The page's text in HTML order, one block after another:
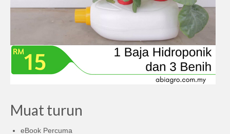
Muat turun
eBook Percuma